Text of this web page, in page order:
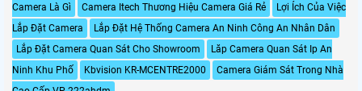
Camera Là Gì
Camera Itech Thương Hiệu Camera Giá Rẻ
Lợi Ích Của Việc
Lắp Đặt Camera
Lắp Đặt Hệ Thống Camera An Ninh Công An Nhân Dân
Lắp Đặt Camera Quan Sát Cho Showroom
Lăp Camera Quan Sát Ip An
Ninh Khu Phố
Kbvision KR-MCENTRE2000
Camera Giám Sát Trong Nhà